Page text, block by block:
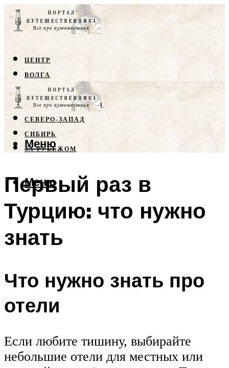
ЦЕНТР
ВОЛГА
КРЫМ
СЕВЕРНЫЙ КАВКАЗ
СЕВЕРО-ЗАПАД
СИБИРЬ
ЗА РУБЕЖОМ
Меню
Меню
Первый раз в
Турцию: что нужно
знать
Что нужно знать про
отели
Если любите тишину, выбирайте
небольшие отели для местных или